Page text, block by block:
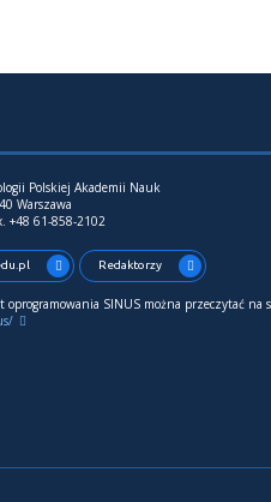
Polskiej Akademii Nauk
Warszawa
+48 61-858-2102
Redaktorzy
oprogramowania SINUS można przeczytać na